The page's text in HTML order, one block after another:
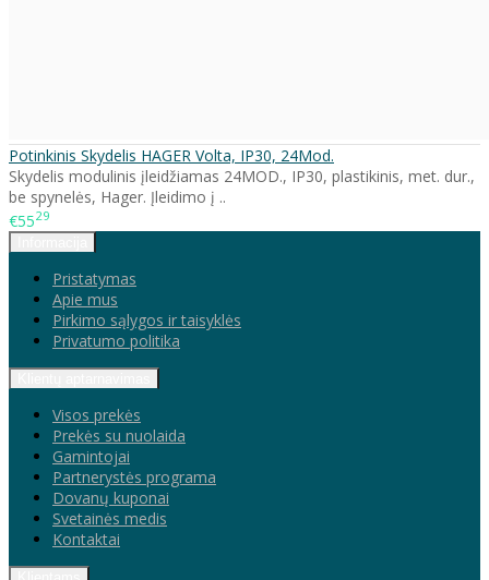
Potinkinis Skydelis HAGER Volta, IP30, 24Mod.
Skydelis modulinis įleidžiamas 24MOD., IP30, plastikinis, met. dur.,
be spynelės, Hager. Įleidimo į ..
€5529
Pristatymas
Apie mus
Pirkimo sąlygos ir taisyklės
Privatumo politika
Visos prekės
Prekės su nuolaida
Gamintojai
Partnerystės programa
Dovanų kuponai
Svetainės medis
Kontaktai